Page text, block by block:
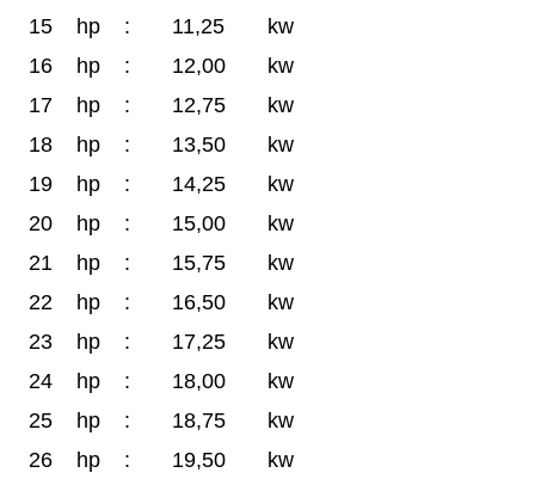
15
hp : 11,25
kw
16
hp : 12,00
kw
17
hp : 12,75
kw
18
hp : 13,50
kw
19
hp : 14,25
kw
20
hp : 15,00
kw
21
hp : 15,75
kw
22
hp : 16,50
kw
23
hp : 17,25
kw
24
hp : 18,00
kw
25
hp : 18,75
kw
26
hp : 19,50
kw